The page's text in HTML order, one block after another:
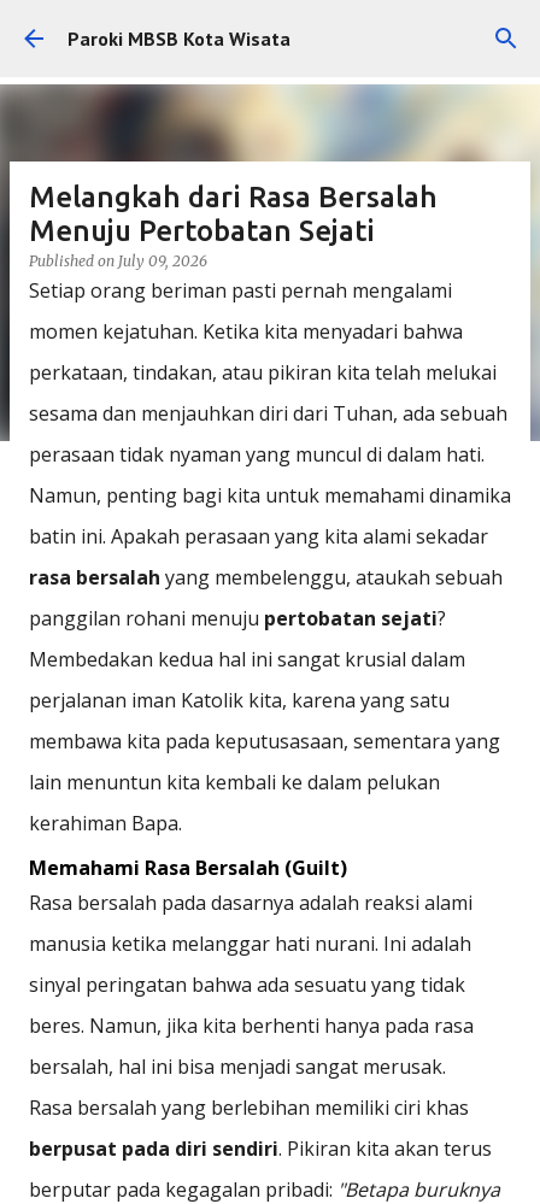
Skip to main content
Paroki MBSB Kota Wisata
Melangkah dari Rasa Bersalah
Menuju Pertobatan Sejati
Published on July 09, 2026
Setiap orang beriman pasti pernah mengalami
momen kejatuhan. Ketika kita menyadari bahwa
perkataan, tindakan, atau pikiran kita telah melukai
sesama dan menjauhkan diri dari Tuhan, ada sebuah
perasaan tidak nyaman yang muncul di dalam hati.
Namun, penting bagi kita untuk memahami dinamika
batin ini. Apakah perasaan yang kita alami sekadar
rasa bersalah yang membelenggu, ataukah sebuah
panggilan rohani menuju pertobatan sejati?
Membedakan kedua hal ini sangat krusial dalam
perjalanan iman Katolik kita, karena yang satu
membawa kita pada keputusasaan, sementara yang
lain menuntun kita kembali ke dalam pelukan
kerahiman Bapa.
Memahami Rasa Bersalah (Guilt)
Rasa bersalah pada dasarnya adalah reaksi alami
manusia ketika melanggar hati nurani. Ini adalah
sinyal peringatan bahwa ada sesuatu yang tidak
beres. Namun, jika kita berhenti hanya pada rasa
bersalah, hal ini bisa menjadi sangat merusak.
Rasa bersalah yang berlebihan memiliki ciri khas
berpusat pada diri sendiri. Pikiran kita akan terus
berputar pada kegagalan pribadi: "Betapa buruknya